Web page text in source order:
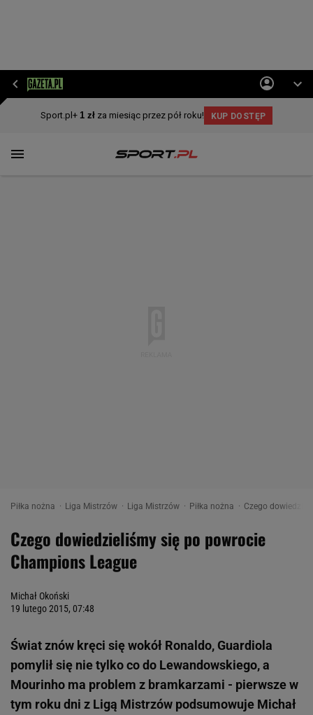
Piłka nożna Liga Mistrzów Liga Mistrzów Piłka nożna Czego
Czego dowiedzieliśmy się po powrocie
Champions League
Michał Okoński
19 lutego 2015, 07:48
Świat znów kręci się wokół Ronaldo, Guardiola
pomylił się nie tylko co do Lewandowskiego, a
Mourinho ma problem z bramkarzami - pierwsze w
tym roku dni z Ligą Mistrzów podsumowuje Michał